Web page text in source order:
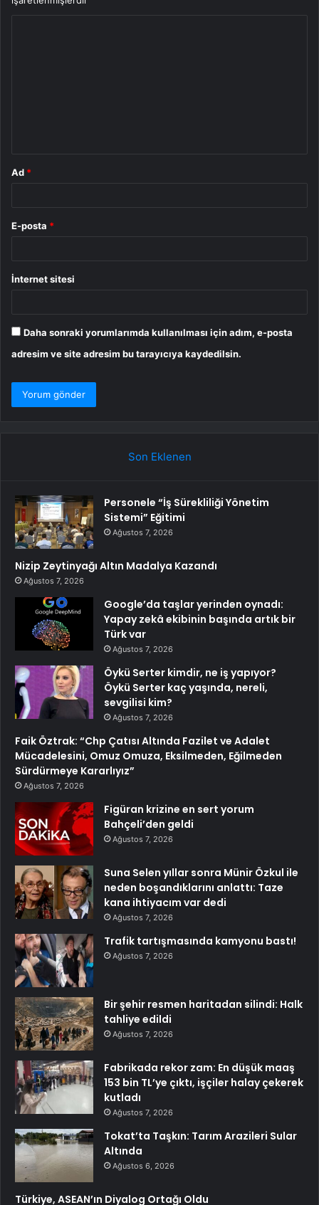
Ad *
E-posta *
İnternet sitesi
Daha sonraki yorumlarımda kullanılması için adım, e-posta
adresim ve site adresim bu tarayıcıya kaydedilsin.
Son Eklenen
Personele “İş Sürekliliği Yönetim
Sistemi” Eğitimi
Ağustos 7, 2026
Nizip Zeytinyağı Altın Madalya Kazandı
Ağustos 7, 2026
Google’da taşlar yerinden oynadı:
Yapay zekâ ekibinin başında artık bir
Türk var
Ağustos 7, 2026
Öykü Serter kimdir, ne iş yapıyor?
Öykü Serter kaç yaşında, nereli,
sevgilisi kim?
Ağustos 7, 2026
Faik Öztrak: “Chp Çatısı Altında Fazilet ve Adalet
Mücadelesini, Omuz Omuza, Eksilmeden, Eğilmeden
Sürdürmeye Kararlıyız”
Ağustos 7, 2026
Figüran krizine en sert yorum
Bahçeli’den geldi
Ağustos 7, 2026
Suna Selen yıllar sonra Münir Özkul ile
neden boşandıklarını anlattı: Taze
kana ihtiyacım var dedi
Ağustos 7, 2026
Trafik tartışmasında kamyonu bastı!
Ağustos 7, 2026
Bir şehir resmen haritadan silindi: Halk
tahliye edildi
Ağustos 7, 2026
Fabrikada rekor zam: En düşük maaş
153 bin TL’ye çıktı, işçiler halay çekerek
kutladı
Ağustos 7, 2026
Tokat’ta Taşkın: Tarım Arazileri Sular
Altında
Ağustos 6, 2026
Türkiye, ASEAN’ın Diyalog Ortağı Oldu